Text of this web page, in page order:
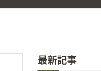
最新記事